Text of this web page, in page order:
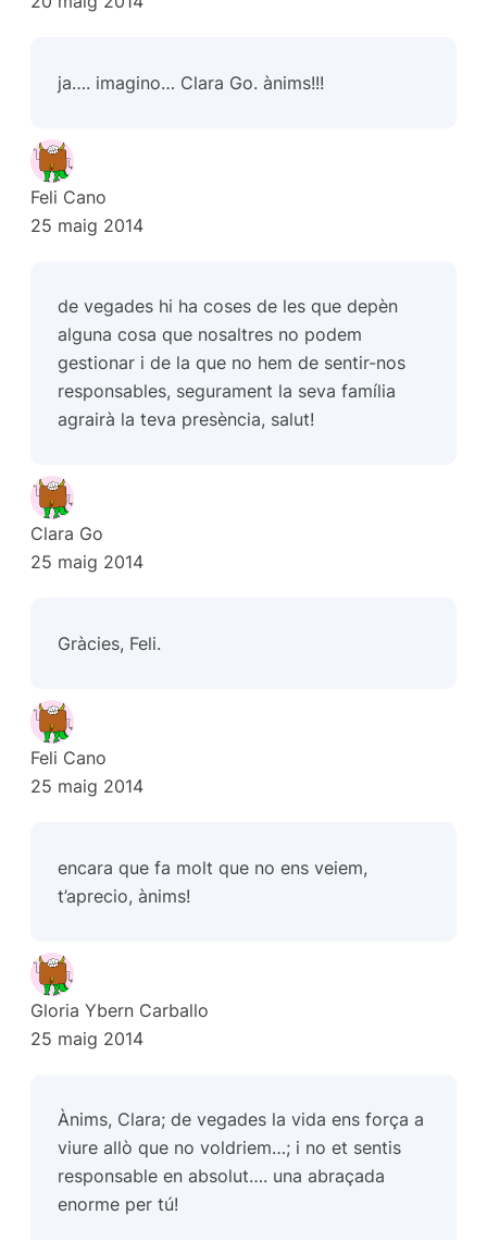
ja…. imagino… Clara Go. ànims!!!
Feli Cano
25 maig 2014
de vegades hi ha coses de les que depèn
alguna cosa que nosaltres no podem
gestionar i de la que no hem de sentir-nos
responsables, segurament la seva família
agrairà la teva presència, salut!
Clara Go
25 maig 2014
Gràcies, Feli.
Feli Cano
25 maig 2014
encara que fa molt que no ens veiem,
t’aprecio, ànims!
Gloria Ybern Carballo
25 maig 2014
Ànims, Clara; de vegades la vida ens força a
viure allò que no voldriem…; i no et sentis
responsable en absolut…. una abraçada
enorme per tú!